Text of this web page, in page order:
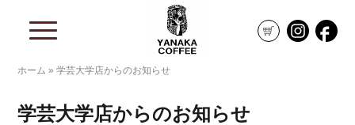
ホーム »学芸大学店からのお知らせ
学芸大学店からのお知らせ